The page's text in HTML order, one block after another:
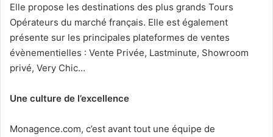
Elle propose les destinations des plus grands Tours
Opérateurs du marché français. Elle est également
présente sur les principales plateformes de ventes
évènementielles : Vente Privée, Lastminute, Showroom
privé, Very Chic…
Une culture de l’excellence
Monagence.com, c’est avant tout une équipe de